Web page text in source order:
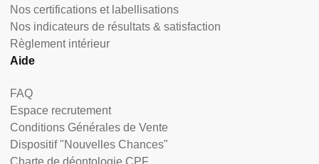
Nos certifications et labellisations
Nos indicateurs de résultats & satisfaction
Règlement intérieur
Aide
FAQ
Espace recrutement
Conditions Générales de Vente
Dispositif "Nouvelles Chances"